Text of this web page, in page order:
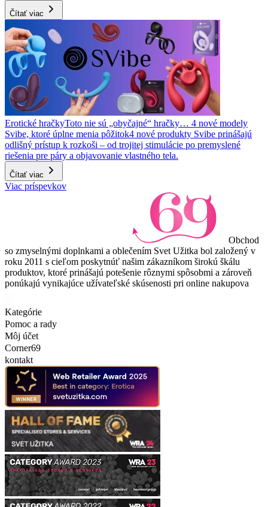
Čítať viac
Erotické hračkyToto nie sú „obyčajné“ hračky… 4 nové modely
Svibe, ktoré úplne menia pôžitok4 nové produkty Svibe prinášajú
odlišný prístup k rozkoši – od trojitej stimulácie po premyslené
riešenia pre páry a objavovanie vlastného tela.
Čítať viac
Viac príspevkov
Obchod
so zmyselnými doplnkami a oblečením Svet Užitka bol založený v
roku 2011 s cieľom poskytnúť našim zákazníkom širokú škálu
produktov, ktoré prinášajú potešenie rôznymi spôsobmi a zároveň
ponúkajú vynikajúce užívateľské skúsenosti pri online nakupova
Kategórie
Pomoc a rady
Môj účet
Corner69
kontakt